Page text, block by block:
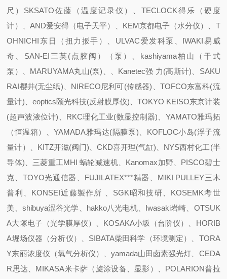
尺）SKSATO佐藤（温度记录仪）、TECLOCK得乐（硬度
计）、AND爱安得（电子天平）、KEM京都电子（水分仪）、T
OHNICHI东日（扭力扳手）、ULVAC爱发科泵、IWAKI易威
奇、SAN-EI三英(点胶阀）（泵）、kashiyama柏山（干式
泵）、MARUYAMA丸山(泵)、、Kanetec强 力(高斯计)、SAKU
RAI樱井(无尘纸)、NIRECO尼利可(传感器)、TOFCO东富科(流
量计)、eoptics颐光科技(反射膜厚仪)、TOKYO KEISO东京计装
(超声波液位计)、RKC理化工业(数显控制器)、YAMATO雅玛拓
（恒温箱）、YAMADA雅玛达(隔膜泵)、KOFLOC小岛(浮子流
量计）、KITZ开滋(阀门)、CKD喜开理(气缸)、NYS西村化工(半
导体)、三菱重工MHI 蜗轮减速机、Kanomax加野、PISCO碧士
克、TOYO光通信器、FUJILATEX***精器、MIKI PULLEY三木
普利、KONSEI近藤製作所 、SGK昭和技研、KOSEMK考世
美、shibuya涩谷光学、hakko八光电机、Iwasaki岩崎、OTSUK
A大塚电子（光学膜厚仪）、KOSAKA小坂（台阶仪）、HORIB
A堀场仪器（分析仪）、SIBATA柴田科学（环境测定）、TORA
Y东丽浓度仪（氧气分析仪）、yamada山田卤素强光灯、CEDA
R思达、MIKASA米卡萨（旋涂设备、显影）、POLARION普拉